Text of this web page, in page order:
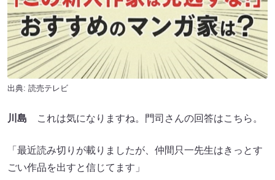
出典: 読売テレビ
川島 これは気になりますね。門司さんの回答はこちら。
「最近読み切りが載りましたが、仲間只一先生はきっとす
ごい作品を出すと信じてます」